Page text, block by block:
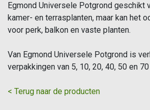
Egmond Universele Potgrond geschikt
kamer- en terrasplanten, maar kan het
voor perk, balkon en vaste planten.
Van Egmond Universele Potgrond is
verpakkingen van 5, 10, 20, 40, 50 en
< Terug naar de producten